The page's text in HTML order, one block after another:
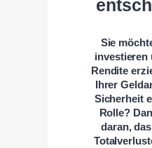
Sie
investieren
Rendite
Ihrer
Sicherheit
Rolle?
daran,